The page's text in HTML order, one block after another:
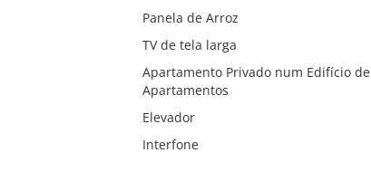
Panela de Arroz
TV de tela larga
Apartamento Privado num Edifício de
Apartamentos
Elevador
Interfone